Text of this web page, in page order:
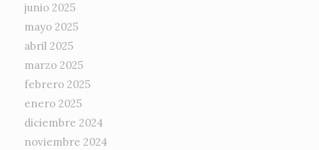
junio 2025
mayo 2025
abril 2025
marzo 2025
febrero 2025
enero 2025
diciembre 2024
noviembre 2024